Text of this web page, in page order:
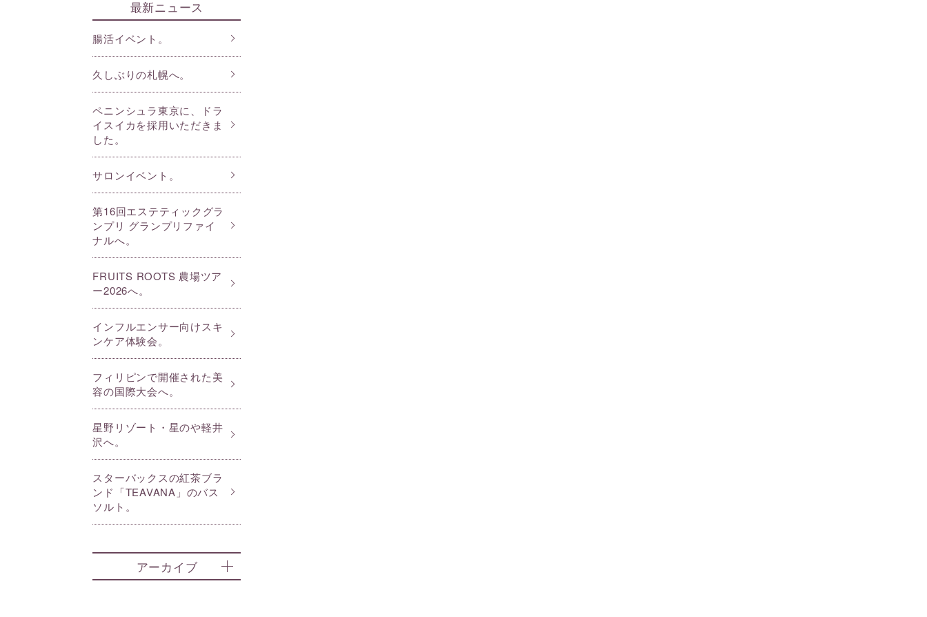
最新ニュース
腸活イベント。
久しぶりの札幌へ。
ペニンシュラ東京に、ドラ
イスイカを採用いただきま
した。
サロンイベント。
第16回エステティックグラ
ンプリ グランプリファイ
ナルへ。
FRUITS ROOTS 農場ツア
ー2026へ。
インフルエンサー向けスキ
ンケア体験会。
フィリピンで開催された美
容の国際大会へ。
星野リゾート・星のや軽井
沢へ。
スターバックスの紅茶ブラ
ンド「TEAVANA」のバス
ソルト。
アーカイブ